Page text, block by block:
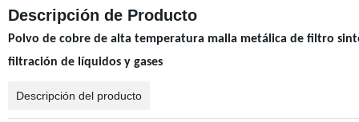
Descripción de Producto
Polvo de cobre de alta temperatura malla metálica de filtro
filtración de líquidos y gases
Descripción del producto